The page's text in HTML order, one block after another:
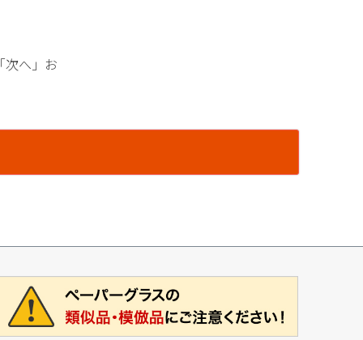
次へ」お